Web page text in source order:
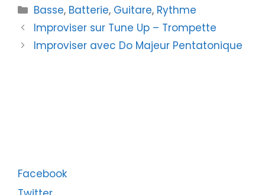
Catégories
Basse, Batterie, Guitare, Rythme
Improviser sur Tune Up – Trompette
Improviser avec Do Majeur Pentatonique
Facebook